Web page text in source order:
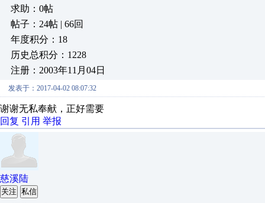
求助：0帖
帖子：24帖 | 66回
年度积分：18
历史总积分：1228
注册：2003年11月04日
发表于：2017-04-02 08:07:32
谢谢无私奉献，正好需要
回复 引用 举报
慈溪陆
关注 私信